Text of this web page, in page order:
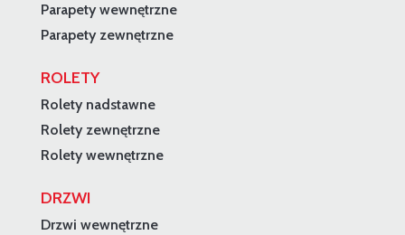
Parapety wewnętrzne
Parapety zewnętrzne
ROLETY
Rolety nadstawne
Rolety zewnętrzne
Rolety wewnętrzne
DRZWI
Drzwi wewnętrzne